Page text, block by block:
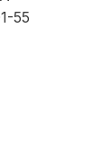
55